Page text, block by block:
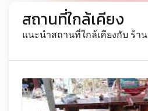
สถานที่ใกล้เคียง
แนะนำสถานที่ใกล้เคียงกับ ร้า